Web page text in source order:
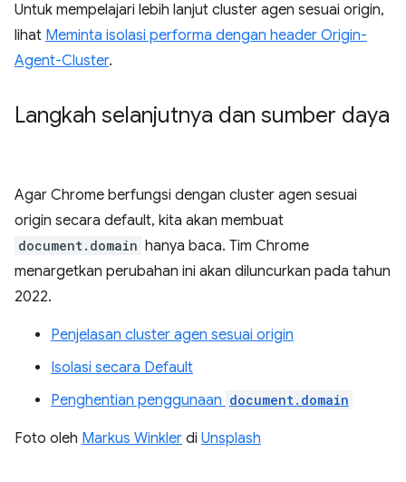
Untuk mempelajari lebih lanjut cluster agen sesuai origin,
lihat Meminta isolasi performa dengan header Origin-
Agent-Cluster.
Langkah selanjutnya dan sumber daya
Agar Chrome berfungsi dengan cluster agen sesuai
origin secara default, kita akan membuat
document.domain hanya baca. Tim Chrome
menargetkan perubahan ini akan diluncurkan pada tahun
2022.
Penjelasan cluster agen sesuai origin
Isolasi secara Default
Penghentian penggunaan document.domain
Foto oleh Markus Winkler di Unsplash